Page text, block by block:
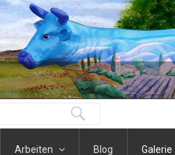
Arbeiten Blog Galerie